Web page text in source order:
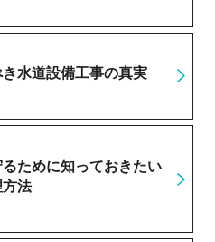
水道設備工事の真実
ために知っておきたい
法